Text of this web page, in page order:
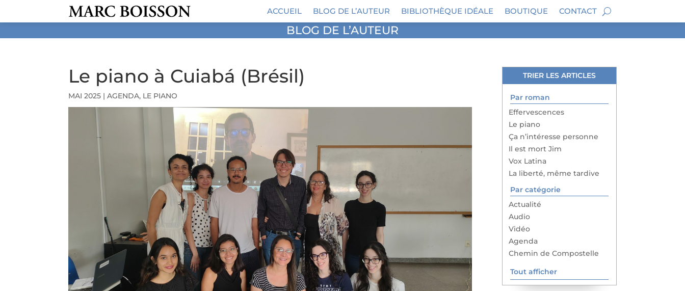
ACCUEIL BLOG DE L’AUTEUR BIBLIOTHÈQUE IDÉALE BOUTIQUE CONTACT
BLOG DE L’AUTEUR
Le piano à Cuiabá (Brésil)
MAI 2025 |AGENDA, LE PIANO
TRIER LES ARTICLES
Par roman
Effervescences
Le piano
Ça n’intéresse personne
Il est mort Jim
Vox Latina
La liberté, même tardive
Par catégorie
Actualité
Audio
Vidéo
Agenda
Chemin de Compostelle
Tout afficher